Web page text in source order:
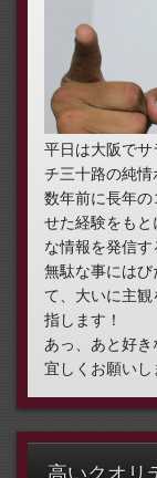
平日は大阪で
チ三十路の純情
数年前に長年の
せた経験をも
な情報を発信す
無駄な事には
て、大いに主
指します！
あっ、あと好き
宜しくお願いし
高いクオリ